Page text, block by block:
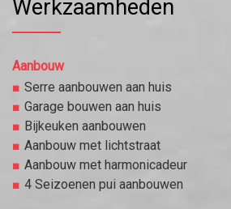
Werkzaamheden
Aanbouw
Serre aanbouwen aan huis
Garage bouwen aan huis
Bijkeuken aanbouwen
Aanbouw met lichtstraat
Aanbouw met harmonicadeur
4 Seizoenen pui aanbouwen